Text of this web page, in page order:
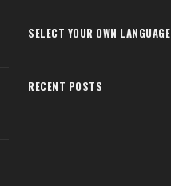
SELECT YOUR OWN LANGUAGE
RECENT POSTS